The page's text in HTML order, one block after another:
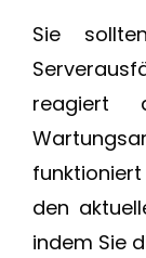
Sie
reagiert
den
indem Sie